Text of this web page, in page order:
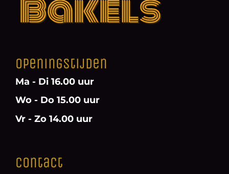
Openingstijden
Ma - Di 16.00 uur
Wo - Do 15.00 uur
Vr - Zo 14.00 uur
Contact